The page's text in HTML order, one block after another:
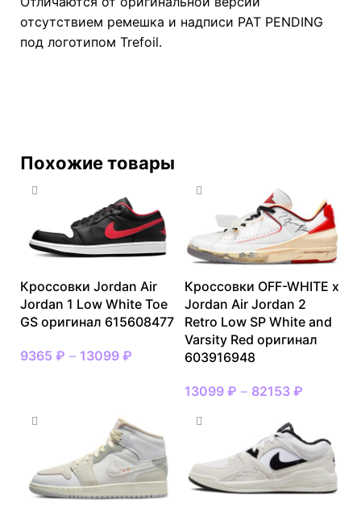
отсутствием ремешка и надписи PAT PENDING
под логотипом Trefoil.
Похожие товары
Кроссовки Jordan Air
Jordan 1 Low White Toe
GS оригинал 615608477
9365 ₽ – 13099 ₽
Кроссовки OFF-WHITE x
Jordan Air Jordan 2
Retro Low SP White and
Varsity Red оригинал
603916948
13099 ₽ – 82153 ₽